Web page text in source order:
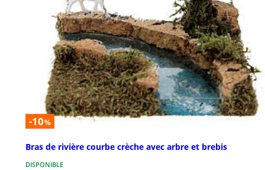
-10%
Bras de rivière courbe crèche avec arbre et brebis
DISPONIBLE